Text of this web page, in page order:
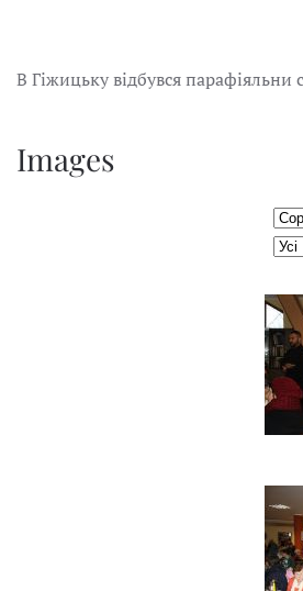
В Гіжицьку відбувся парафіяльни
Images